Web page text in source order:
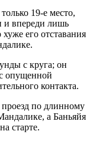
19-е место,
и впереди лишь
его отставания
с круга; он
опущенной
контакта.
по длинному
а Баньяйя
старте.